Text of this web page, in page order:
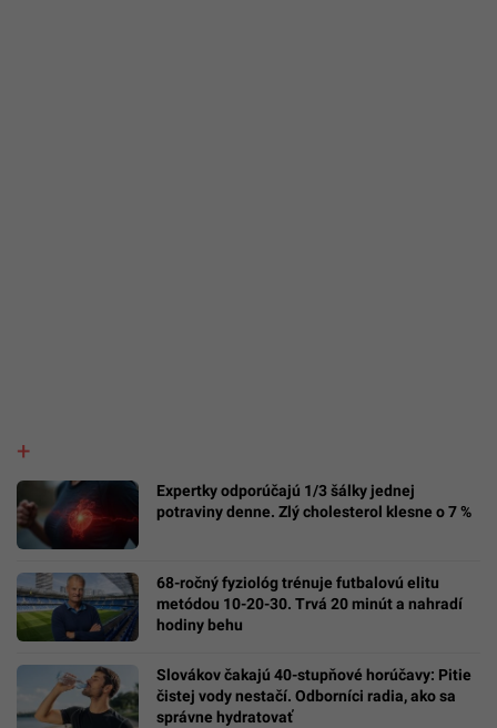
Expertky odporúčajú 1/3 šálky jednej
potraviny denne. Zlý cholesterol klesne o 7 %
68-ročný fyziológ trénuje futbalovú elitu
metódou 10-20-30. Trvá 20 minút a nahradí
hodiny behu
Slovákov čakajú 40-stupňové horúčavy: Pitie
čistej vody nestačí. Odborníci radia, ako sa
správne hydratovať